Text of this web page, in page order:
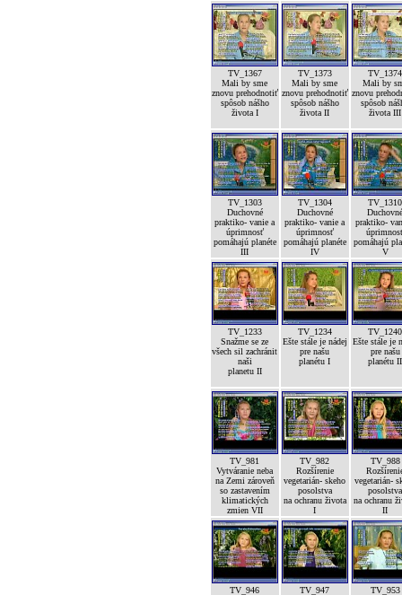
TV_1367
Mali by sme
znovu prehodnotiť
spôsob nášho
života I
TV_1373
Mali by sme
znovu prehodnotiť
spôsob nášho
života II
TV_1374
Mali by
znovu
spôsob
života III
TV_1303
Duchovné
praktiko- vanie a
úprimnosť
pomáhajú planéte
III
TV_1304
Duchovné
praktiko- vanie a
úprimnosť
pomáhajú planéte
IV
TV_1310
praktiko-
pomáhajú
V
TV_1233
Snažme se ze
všech sil zachránit
naši
planetu II
TV_1234
Ešte stále je nádej
pre našu
planétu I
TV_1240
Ešte stále je
pre našu
planétu II
TV_981
Vytváranie neba
na Zemi zároveň
so zastavením
klimatických
zmien VII
TV_982
Rozšírenie
vegetarián- skeho
posolstva
na ochranu života
I
TV_988
vegetarián-
posolstva
na ochranu
II
TV_946 TV_947 TV_953